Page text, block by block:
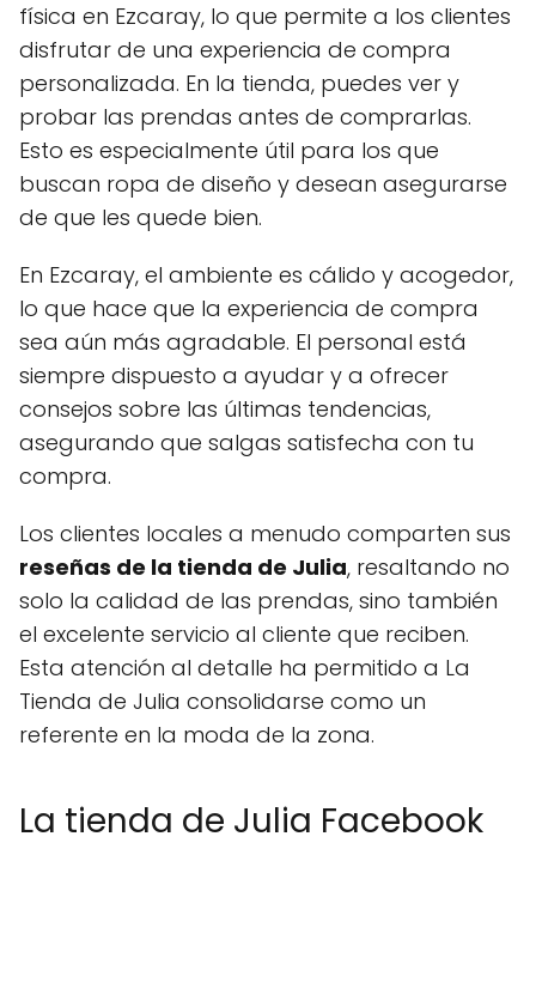
física en Ezcaray, lo que permite a los clientes
disfrutar de una experiencia de compra
personalizada. En la tienda, puedes ver y
probar las prendas antes de comprarlas.
Esto es especialmente útil para los que
buscan ropa de diseño y desean asegurarse
de que les quede bien.
En Ezcaray, el ambiente es cálido y acogedor,
lo que hace que la experiencia de compra
sea aún más agradable. El personal está
siempre dispuesto a ayudar y a ofrecer
consejos sobre las últimas tendencias,
asegurando que salgas satisfecha con tu
compra.
Los clientes locales a menudo comparten sus
reseñas de la tienda de Julia, resaltando no
solo la calidad de las prendas, sino también
el excelente servicio al cliente que reciben.
Esta atención al detalle ha permitido a La
Tienda de Julia consolidarse como un
referente en la moda de la zona.
La tienda de Julia Facebook